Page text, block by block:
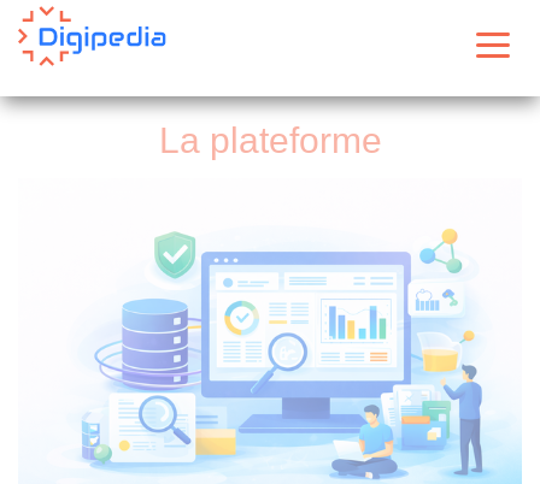
La plateforme
Menu
Panneau de gestion des cookies